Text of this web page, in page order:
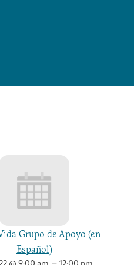
Grupo de Apoyo (en
Español)